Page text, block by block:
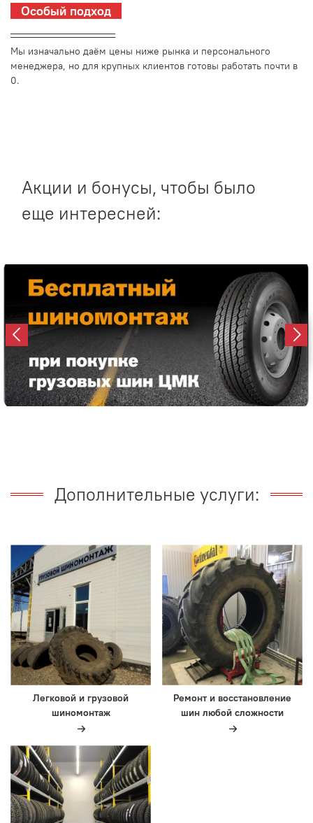
Особый подход
_________________________
Мы изначально даём цены ниже рынка и персонального
менеджера, но для крупных клиентов готовы работать почти в
0.
Акции и бонусы, чтобы было
еще интересней:
Дополнительные услуги:
Легковой и грузовой
шиномонтаж
Ремонт и восстановление
шин любой сложности